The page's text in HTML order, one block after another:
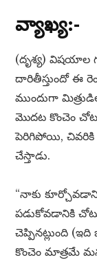
వ్యాఖ్య:-
(దృశ్య) విషయాల
దారితీస్తుందో ఈ
ముందుగా
మొదట కొంచెం
పెరిగిపోయి, చివరికి
చేస్తాడు.
“నాకు
పడుకోవడానికి
చెప్పినట్లుంది
కొంచెం మాత్రమే